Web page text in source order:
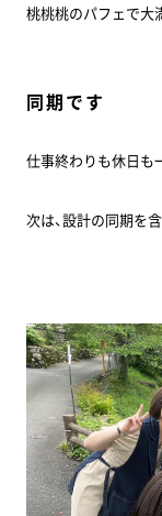
桃桃桃のパフェで大
同期です
仕事終わりも休日も
次は、設計の同期を